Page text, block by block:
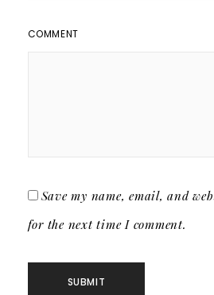
COMMENT
Save my name, email, and
for the next time I comment.